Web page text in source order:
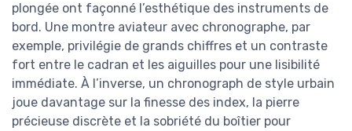
plongée ont façonné l’esthétique des instruments de
bord. Une montre aviateur avec chronographe, par
exemple, privilégie de grands chiffres et un contraste
fort entre le cadran et les aiguilles pour une lisibilité
immédiate. À l’inverse, un chronograph de style urbain
joue davantage sur la finesse des index, la pierre
précieuse discrète et la sobriété du boîtier pour